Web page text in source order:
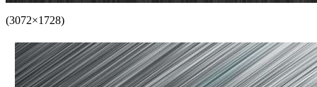
(3072×1728)